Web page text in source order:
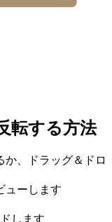
転する方法
か、ドラッグ＆ドロ
ューします
します